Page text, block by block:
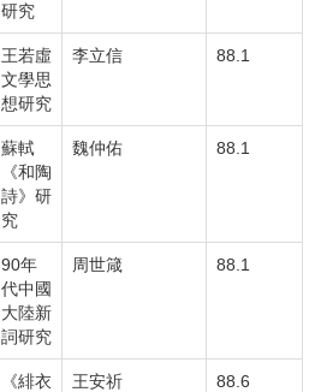
研究
王若虛
文學思
想研究
李立信 88.1
蘇軾
《和陶
詩》研
究
魏仲佑 88.1
90年
代中國
大陸新
詞研究
周世箴 88.1
《緋衣
王安祈 88.6